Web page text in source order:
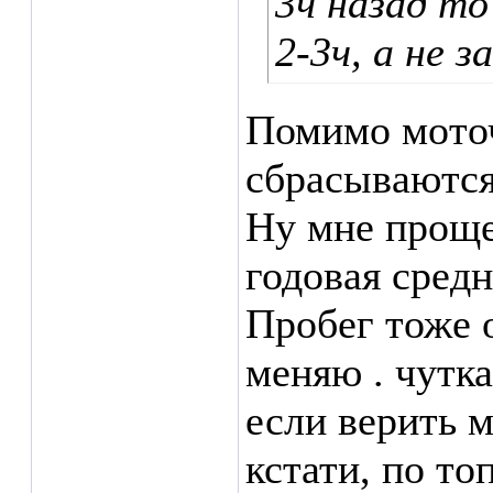
2-3ч, а не
Помимо
Ну мне
годовая
Пробег тоже
меняю .
если верить
кстати, по